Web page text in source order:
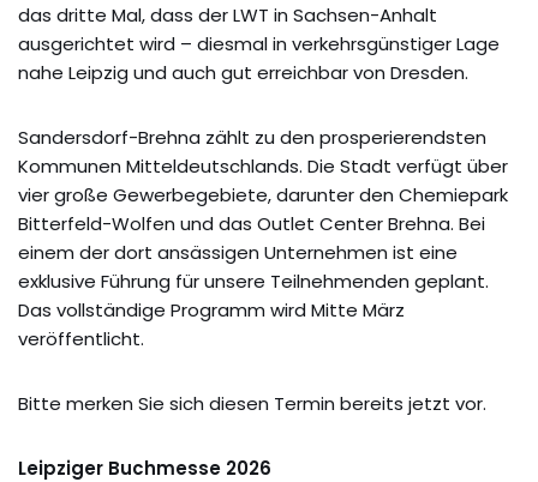
das dritte Mal, dass der LWT in Sachsen-Anhalt
ausgerichtet wird – diesmal in verkehrsgünstiger Lage
nahe Leipzig und auch gut erreichbar von Dresden.
Sandersdorf-Brehna zählt zu den prosperierendsten
Kommunen Mitteldeutschlands. Die Stadt verfügt über
vier große Gewerbegebiete, darunter den Chemiepark
Bitterfeld-Wolfen und das Outlet Center Brehna. Bei
einem der dort ansässigen Unternehmen ist eine
exklusive Führung für unsere Teilnehmenden geplant.
Das vollständige Programm wird Mitte März
veröffentlicht.
Bitte merken Sie sich diesen Termin bereits jetzt vor.
Leipziger Buchmesse 2026